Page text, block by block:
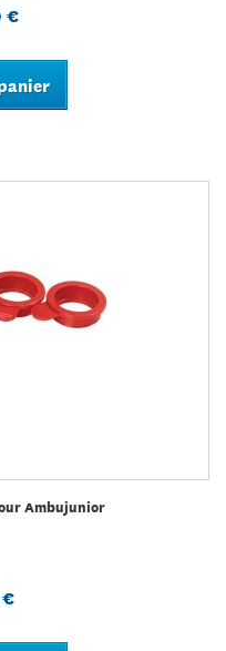
€
Ambujunior